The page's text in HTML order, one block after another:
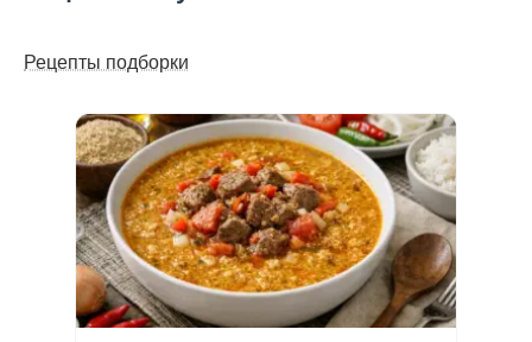
Рецепты подборки